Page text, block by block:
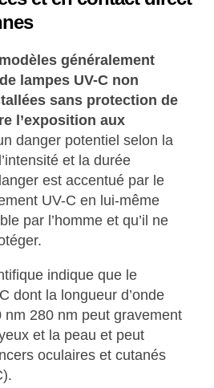
généralement
lampes UV-C non
sans protection de
l’exposition aux
danger potentiel selon la
et la durée
est accentué par le
UV-C en lui-même
par l’homme et qu’il ne
indique que le
dont la longueur d’onde
nm 280 nm peut gravement
et la peau et peut
oculaires et cutanés